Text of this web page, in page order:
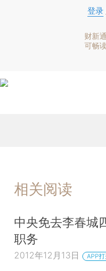
登录
财新
可畅
相关阅读
中央免去李春城
职务
2012年12月13日 APP